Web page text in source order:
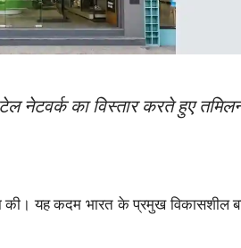
का विस्तार करते हुए
यह कदम भारत के प्रमुख विकासशील